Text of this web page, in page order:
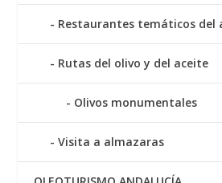
Restaurantes temáticos del
Rutas del olivo y del aceite
Olivos monumentales
Visita a almazaras